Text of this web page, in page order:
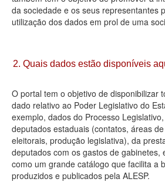
Processo Legislativo
Deputados Estaduais
Agenda
Perguntas frequentes
Contato
da sociedade e os seus representantes
utilização dos dados em prol de uma
2. Quais dados estão disponíveis
O portal tem o objetivo de disponibilizar
dado relativo ao Poder Legislativo do
exemplo, dados do Processo
deputados estaduais (contatos, áreas
eleitorais, produção legislativa), da
deputados com os gastos de gabinetes,
como um grande catálogo que facilita a
produzidos e publicados pela ALESP.